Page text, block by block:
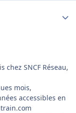
chez SNCF Réseau,
mois,
accessibles en